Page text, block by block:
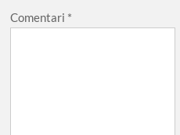
Comentari *